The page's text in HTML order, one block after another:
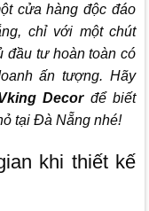
cửa hàng độc đáo
chỉ với một chút
đầu tư hoàn toàn có
ấn tượng. Hãy
Decorđể biết
tại Đà Nẵng nhé!
khi thiết kế